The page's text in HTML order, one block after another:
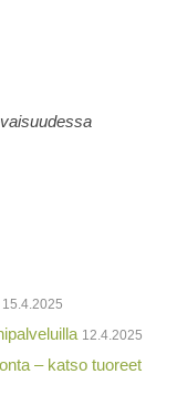
15.4.2025
12.4.2025
– katso tuoreet